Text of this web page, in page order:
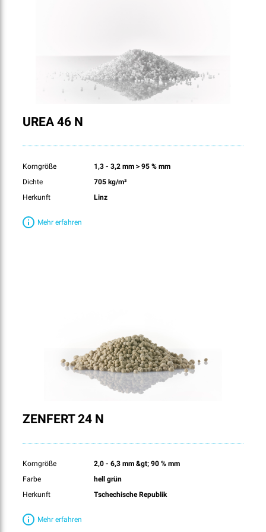
UREA 46 N
Korngröße
1,3 - 3,2 mm＞95 % mm
Dichte
705 kg/m³
Herkunft
Linz
Mehr erfahren
ZENFERT 24 N
Korngröße
2,0 - 6,3 mm &gt; 90 % mm
Farbe
hell grün
Herkunft
Tschechische Republik
Mehr erfahren